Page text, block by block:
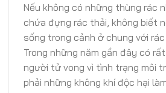
Nếu không có những thùng rác
chứa đựng rác thải, không biết
sống trong cảnh ở chung với
Trong những năm gần đây có
người tử vong vì tình trạng môi
phải những không khí độc hại